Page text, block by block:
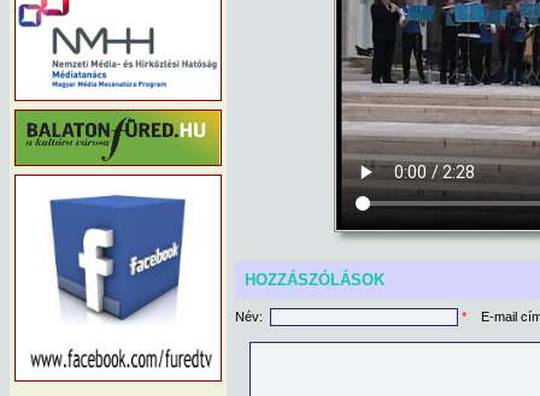
HOZZÁSZÓLÁSOK
Név: * E-mail